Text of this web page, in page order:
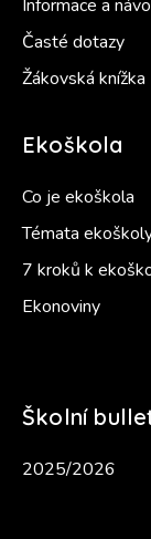
Informace a
Časté dotazy
Žákovská knížka
Ekoškola
Co je ekoškola
Témata
7 kroků k
Ekonoviny
Školní
2025/2026